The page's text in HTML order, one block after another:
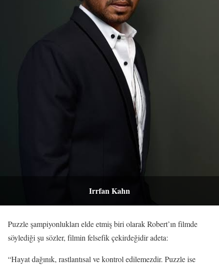
Irrfan Kahn
Puzzle şampiyonlukları elde etmiş biri olarak Robert’ın filmde
söylediği şu sözler, filmin felsefik çekirdeğidir adeta:
“Hayat dağınık, rastlantısal ve kontrol edilemezdir. Puzzle ise